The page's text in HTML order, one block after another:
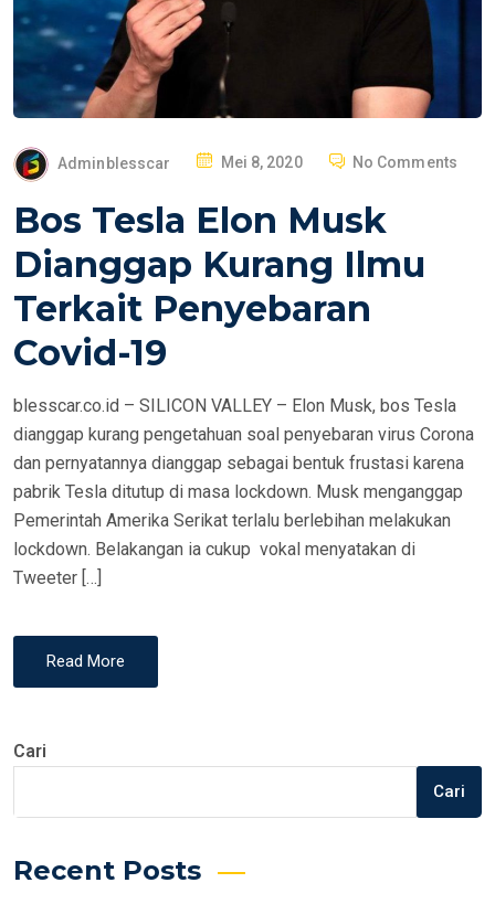
Adminblesscar
P
S
E
D
O
Mei 8, 2020 No Comments
Bos Tesla Elon Musk
Dianggap Kurang Ilmu
Terkait Penyebaran
Covid-19
blesscar.co.id – SILICON VALLEY – Elon Musk, bos Tesla
dianggap kurang pengetahuan soal penyebaran virus Corona
dan pernyatannya dianggap sebagai bentuk frustasi karena
pabrik Tesla ditutup di masa lockdown. Musk menganggap
Pemerintah Amerika Serikat terlalu berlebihan melakukan
lockdown. Belakangan ia cukup vokal menyatakan di
Tweeter […]
Read More
Cari
Cari
Recent Posts